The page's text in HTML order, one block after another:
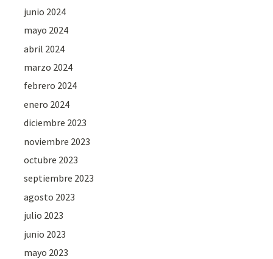
junio 2024
mayo 2024
abril 2024
marzo 2024
febrero 2024
enero 2024
diciembre 2023
noviembre 2023
octubre 2023
septiembre 2023
agosto 2023
julio 2023
junio 2023
mayo 2023